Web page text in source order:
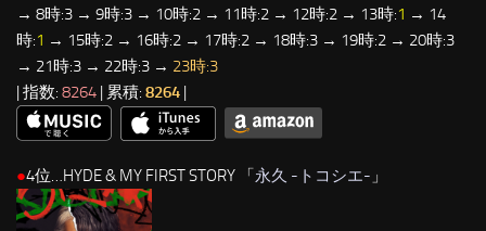
→ 8時:3 → 9時:3 → 10時:2 → 11時:2 → 12時:2 → 13時:1 → 14
時:1 → 15時:2 → 16時:2 → 17時:2 → 18時:3 → 19時:2 → 20時:3
→ 21時:3 → 22時:3 → 23時:3
| 指数: 8264 | 累積: 8264
●4位…HYDE & MY FIRST STORY 「永久 -トコシエ- 」